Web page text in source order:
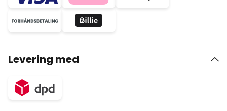
Levering med